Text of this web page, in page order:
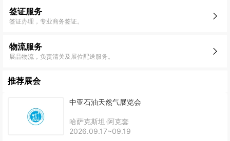
签证服务
签证办理，专业商务签证。
物流服务
展品物流，负责清关及展位配送服务。
推荐展会
中亚石油天然气展览会
哈萨克斯坦·阿克套
2026.09.17~09.19